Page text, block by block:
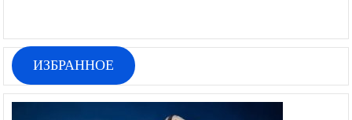
ИЗБРАННОЕ